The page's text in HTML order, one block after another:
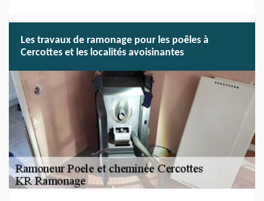
Les travaux de ramonage pour les poêles à
Cercottes et les localités avoisinantes